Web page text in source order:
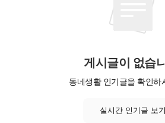
게시글이 없습
동네생활 인기글을 확인하
실시간 인기글 보기